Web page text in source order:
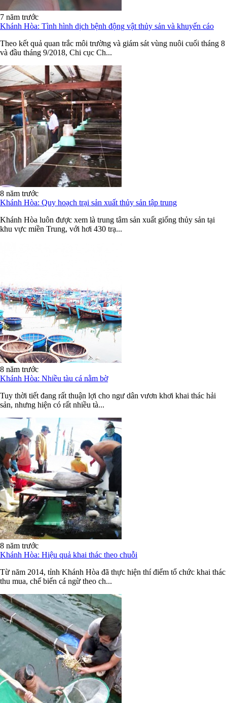
7 năm trước
Khánh Hòa: Tình hình dịch bệnh động vật thủy sản và khuyến cáo
Theo kết quả quan trắc môi trường và giám sát vùng nuôi cuối tháng 8
và đầu tháng 9/2018, Chi cục Ch...
8 năm trước
Khánh Hòa: Quy hoạch trại sản xuất thủy sản tập trung
Khánh Hòa luôn được xem là trung tâm sản xuất giống thủy sản tại
khu vực miền Trung, với hơi 430 trạ...
8 năm trước
Khánh Hòa: Nhiều tàu cá nằm bờ
Tuy thời tiết đang rất thuận lợi cho ngư dân vươn khơi khai thác hải
sản, nhưng hiện có rất nhiều tà...
8 năm trước
Khánh Hòa: Hiệu quả khai thác theo chuỗi
Từ năm 2014, tỉnh Khánh Hòa đã thực hiện thí điểm tổ chức khai thác
thu mua, chế biến cá ngừ theo ch...